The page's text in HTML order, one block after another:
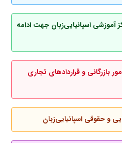
آموزشی اسپانیایی‌زبان جهت ادامه
بازرگانی و قراردادهای تجاری
و حقوقی اسپانیایی‌زبان